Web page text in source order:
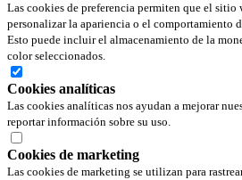
Las cookies de preferencia permiten que el sitio
personalizar la apariencia o el comportamiento
Esto puede incluir el almacenamiento de la
color seleccionados.
Cookies analíticas
Las cookies analíticas nos ayudan a mejorar
reportar información sobre su uso.
Cookies de marketing
Las cookies de marketing se utilizan para